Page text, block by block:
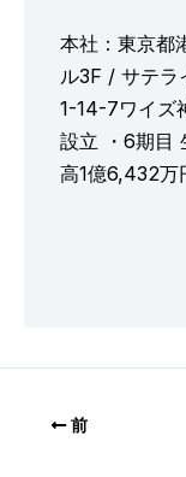
本社：東京都
ル3F / サテラ
1-14-7ワイズ
設立 ・6期目
高1億6,432万
前